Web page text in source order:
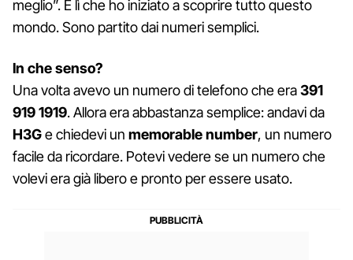
meglio”. È lì che ho iniziato a scoprire tutto questo
mondo. Sono partito dai numeri semplici.
In che senso?
Una volta avevo un numero di telefono che era391
919 1919. Allora era abbastanza semplice: andavi da
H3Ge chiedevi un memorablenumber, un numero
facile da ricordare. Potevi vedere se un numero che
volevi era già libero e pronto per essere usato.